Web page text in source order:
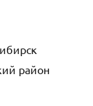
район